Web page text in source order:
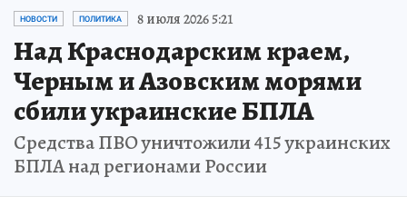
НОВОСТИ ПОЛИТИКА 8 июля 2026 5:21
Над Краснодарским краем,
Черным и Азовским морями
сбили украинские БПЛА
Средства ПВО уничтожили 415 украинских
БПЛА над регионами России